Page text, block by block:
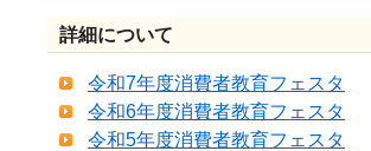
詳細について
令和7年度消費者教育フェスタ
令和6年度消費者教育フェスタ
令和5年度消費者教育フェスタ